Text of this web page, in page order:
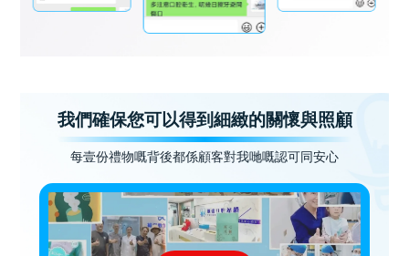
我們確保您可以得到細緻的關懷與照顧
每壹份禮物嘅背後都係顧客對我哋嘅認可同安心